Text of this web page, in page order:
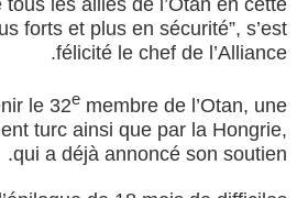
forts et plus en sécurité”, s’est
félicité le chef de l’Alliance.
le 32e membre de l’Otan, une
turc ainsi que par la Hongrie,
qui a déjà annoncé son soutien.